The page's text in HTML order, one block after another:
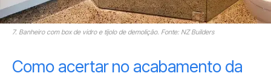
7. Banheiro com box de vidro e tijolo de demolição. Fonte: NZ Builders
Como acertar no acabamento da